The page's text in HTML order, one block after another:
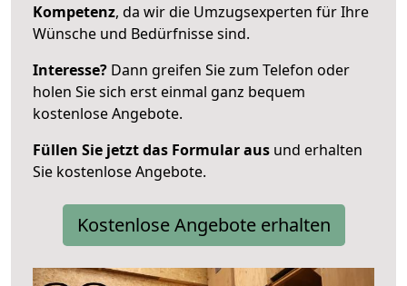
Kompetenz, da wir die Umzugsexperten für Ihre
Wünsche und Bedürfnisse sind.
Interesse? Dann greifen Sie zum Telefon oder
holen Sie sich erst einmal ganz bequem
kostenlose Angebote.
Füllen Sie jetzt das Formular aus und erhalten
Sie kostenlose Angebote.
Kostenlose Angebote erhalten